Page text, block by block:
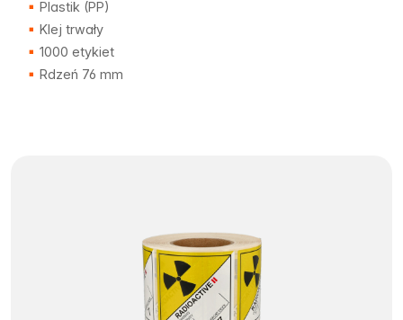
Plastik (PP)
Klej trwały
1000 etykiet
Rdzeń 76 mm